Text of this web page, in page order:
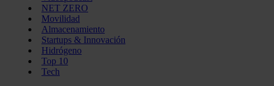
NET ZERO
Movilidad
Almacenamiento
Startups & Innovación
Hidrógeno
Top 10
Tech